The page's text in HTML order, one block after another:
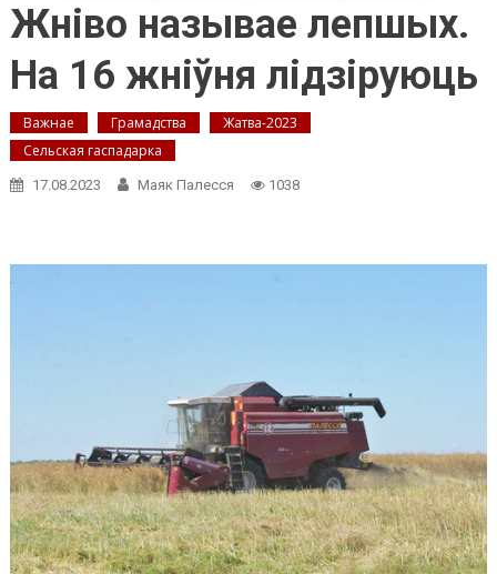
Жніво называе лепшых.
На 16 жніўня лідзіруюць
Важнае Грамадства
Жатва-2023
Сельская гаспадарка
17.08.2023 Маяк Палесся 1038